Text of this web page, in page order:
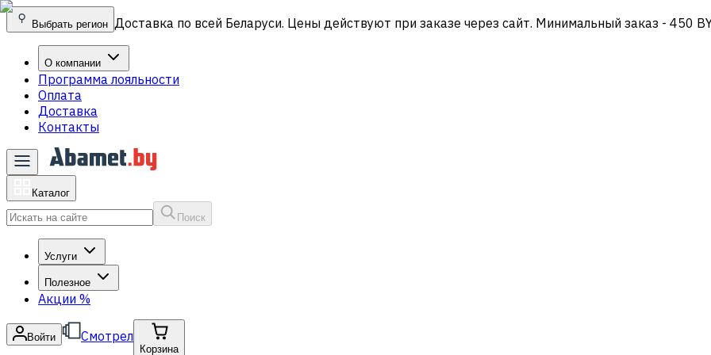
Выбрать регион Доставка по всей Беларуси. Цены действуют при заказе через сайт. Минимальный заказ - 450
О компании
Программа лояльности
Оплата
Доставка
Контакты
Каталог
Поиск
Услуги
Полезное
Акции %
Войти Смотрел
Корзина